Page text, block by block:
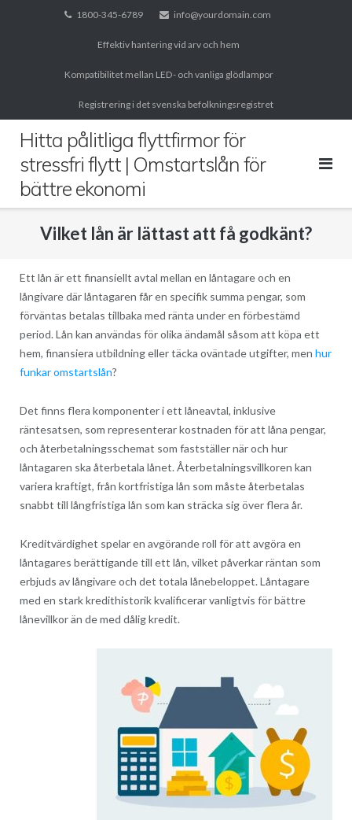
1800-345-6789 info@yourdomain.com
Effektiv hantering vid arv och hem
Kompatibilitet mellan LED- och vanliga glödlampor
Registrering i det svenska befolkningsregistret
Hitta pålitliga flyttfirmor för
stressfri flytt | Omstartslån för
bättre ekonomi
Vilket lån är lättast att få godkänt?
Ett lån är ett finansiellt avtal mellan en låntagare och en
långivare där låntagaren får en specifik summa pengar, som
förväntas betalas tillbaka med ränta under en förbestämd
period. Lån kan användas för olika ändamål såsom att köpa ett
hem, finansiera utbildning eller täcka oväntade utgifter, men hur
funkar omstartslån?
Det finns flera komponenter i ett låneavtal, inklusive
räntesatsen, som representerar kostnaden för att låna pengar,
och återbetalningsschemat som fastställer när och hur
låntagaren ska återbetala lånet. Återbetalningsvillkoren kan
variera kraftigt, från kortfristiga lån som måste återbetalas
snabbt till långfristiga lån som kan sträcka sig över flera år.
Kreditvärdighet spelar en avgörande roll för att avgöra en
låntagares berättigande till ett lån, vilket påverkar räntan som
erbjuds av långivare och det totala lånebeloppet. Låntagare
med en stark kredithistorik kvalificerar vanligtvis för bättre
lånevillkor än de med dålig kredit.